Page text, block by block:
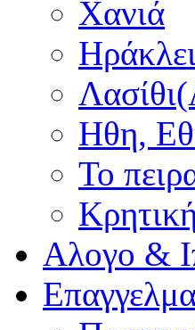
Χανιά
Ηθη,
Το
Αλογο &